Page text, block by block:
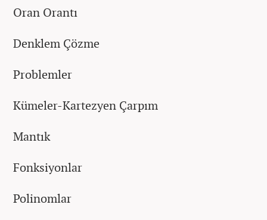
Oran Orantı
Denklem Çözme
Problemler
Kümeler-Kartezyen Çarpım
Mantık
Fonksiyonlar
Polinomlar